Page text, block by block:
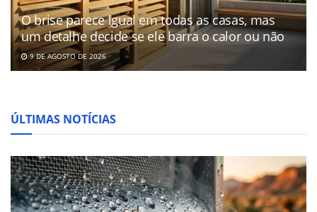
O brise parece igual em todas as casas, mas
um detalhe decide se ele barra o calor ou não
9 DE AGOSTO DE 2026
ÚLTIMAS NOTÍCIAS